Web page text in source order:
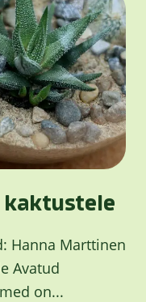
Hanna Marttinen
Avatud
on...